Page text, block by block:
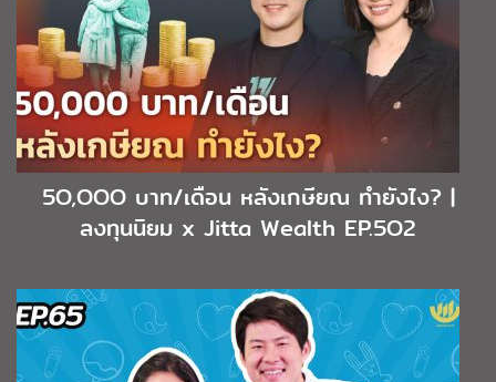
5O,OOO บาท/เดือน หลังเกษียณ ทำยังไง? |
ลงทุนนิยม x Jitta Wealth EP.5O2